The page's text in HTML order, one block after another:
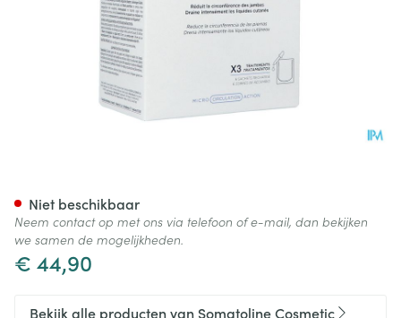
€ 44,90
Niet beschikbaar
Neem contact op met ons via telefoon of e-mail, dan bekijken
we samen de mogelijkheden.
Bekijk alle producten van Somatoline Cosmetic